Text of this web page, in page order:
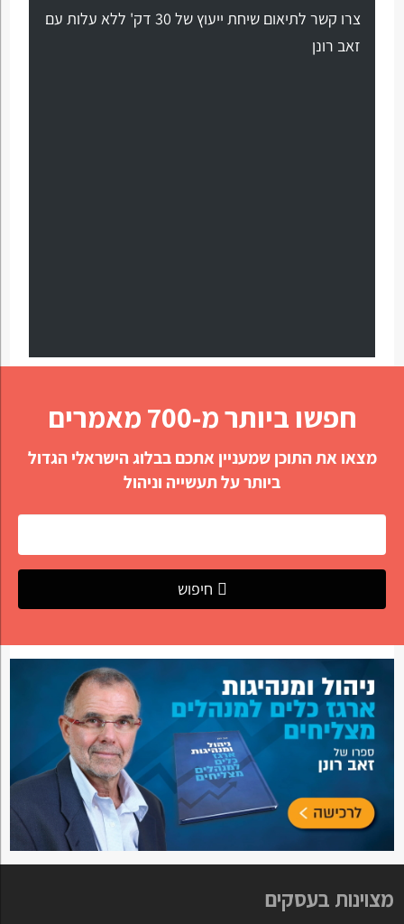
צרו קשר לתיאום שיחת ייעוץ של 30 דק' ללא עלות עם
זאב רונן
חפשו ביותר מ-700 מאמרים
מצאו את התוכן שמעניין אתכם בבלוג הישראלי הגדול
ביותר על תעשייה וניהול
חיפוש
מצוינות בעסקים